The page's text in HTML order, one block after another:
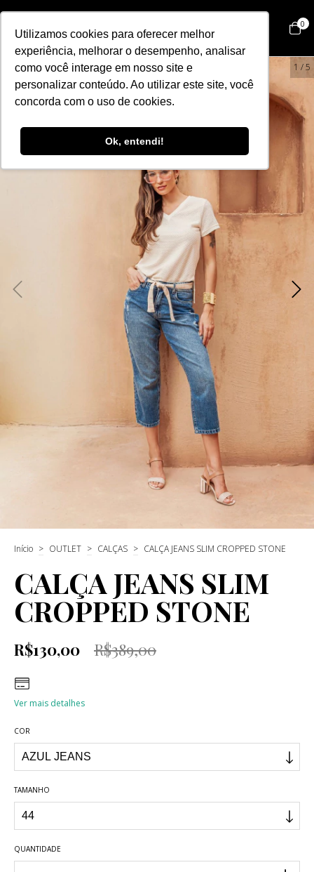
Utilizamos cookies para oferecer melhor
experiência, melhorar o desempenho, analisar
como você interage em nosso site e
personalizar conteúdo. Ao utilizar este site, você
concorda com o uso de cookies.
Ok, entendi!
0
67%OFF 1 /5
Início > OUTLET > CALÇAS > CALÇA JEANS SLIM CROPPED STONE
CALÇA JEANS SLIM
CROPPED STONE
R$130,00 R$389,00
Ver mais detalhes
COR
TAMANHO
QUANTIDADE